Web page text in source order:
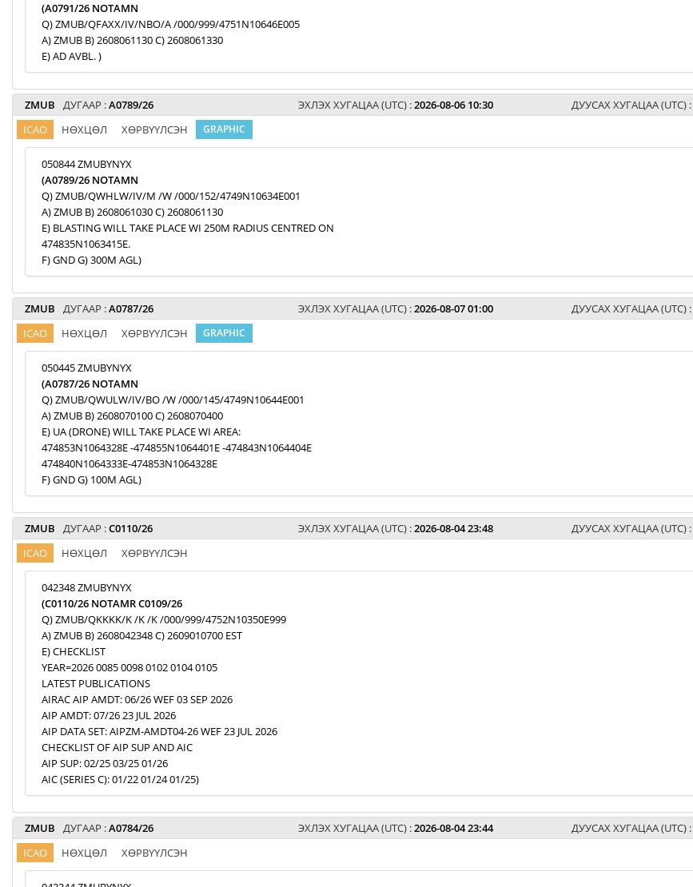
(A0791/26 NOTAMN
Q) ZMUB/QFAXX/IV/NBO/A /000/999/4751N10646E005
A) ZMUB B) 2608061130 C) 2608061330
E) AD AVBL. )
ZMUB ДУГААР :A0789/26 ЭХЛЭХ ХУГАЦАА (UTC) :2026-08-06 10:30 ДУУСАХ ХУГАЦАА (UTC) :
ICAO НӨХЦӨЛ ХӨРВҮҮЛСЭН GRAPHIC
050844 ZMUBYNYX
(A0789/26 NOTAMN
Q) ZMUB/QWHLW/IV/M /W /000/152/4749N10634E001
A) ZMUB B) 2608061030 C) 2608061130
E) BLASTING WILL TAKE PLACE WI 250M RADIUS CENTRED ON
474835N1063415E.
F) GND G) 300M AGL)
ZMUB ДУГААР :A0787/26 ЭХЛЭХ ХУГАЦАА (UTC) :2026-08-07 01:00 ДУУСАХ ХУГАЦАА (UTC) :
ICAO НӨХЦӨЛ ХӨРВҮҮЛСЭН GRAPHIC
050445 ZMUBYNYX
(A0787/26 NOTAMN
Q) ZMUB/QWULW/IV/BO /W /000/145/4749N10644E001
A) ZMUB B) 2608070100 C) 2608070400
E) UA (DRONE) WILL TAKE PLACE WI AREA:
474853N1064328E -474855N1064401E -474843N1064404E
474840N1064333E-474853N1064328E
F) GND G) 100M AGL)
ZMUB ДУГААР :C0110/26 ЭХЛЭХ ХУГАЦАА (UTC) :2026-08-04 23:48 ДУУСАХ ХУГАЦАА (UTC) :
ICAO НӨХЦӨЛ ХӨРВҮҮЛСЭН
042348 ZMUBYNYX
(C0110/26 NOTAMR C0109/26
Q) ZMUB/QKKKK/K /K /K /000/999/4752N10350E999
A) ZMUB B) 2608042348 C) 2609010700 EST
E) CHECKLIST
YEAR=2026 0085 0098 0102 0104 0105
LATEST PUBLICATIONS
AIRAC AIP AMDT: 06/26 WEF 03 SEP 2026
AIP AMDT: 07/26 23 JUL 2026
AIP DATA SET: AIPZM-AMDT04-26 WEF 23 JUL 2026
CHECKLIST OF AIP SUP AND AIC
AIP SUP: 02/25 03/25 01/26
AIC (SERIES C): 01/22 01/24 01/25)
ZMUB ДУГААР :A0784/26 ЭХЛЭХ ХУГАЦАА (UTC) :2026-08-04 23:44 ДУУСАХ ХУГАЦАА (UTC) :
ICAO НӨХЦӨЛ ХӨРВҮҮЛСЭН